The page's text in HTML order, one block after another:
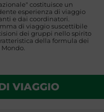
costituisce un
esperienza di viaggio
e dai coordinatori.
di viaggio suscettibile
dei gruppi nello spirito
della formula dei
VIAGGIO